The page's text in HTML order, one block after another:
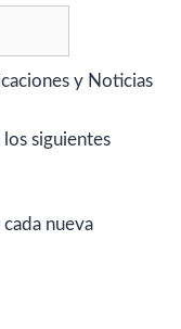
y Noticias
siguientes
nueva